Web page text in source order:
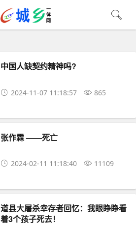
中国人缺契约精神吗?
2024-11-07 11:18:57 865
张作霖 ——死亡
2024-02-11 11:18:40 11109
道县大屠杀幸存者回忆：我眼睁睁看
着3个孩子死去！